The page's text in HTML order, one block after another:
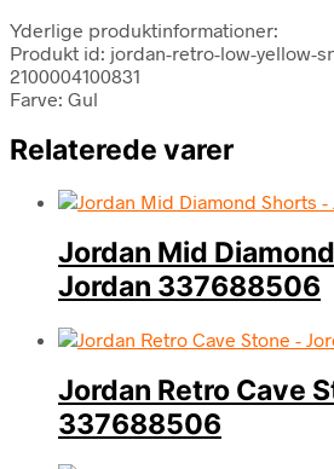
Yderlige produktinformationer:
Produkt id: jordan-retro-low-yellow-
2100004100831
Farve: Gul
Relaterede varer
Jordan Mid
Jordan 337688506
Jordan Retro Cave
337688506